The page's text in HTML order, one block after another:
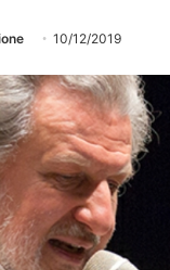
10/12/2019